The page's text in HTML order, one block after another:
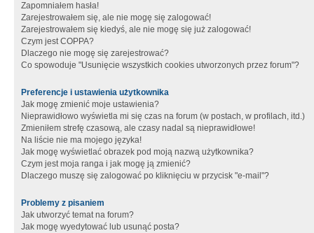
Zapomniałem hasła!
Zarejestrowałem się, ale nie mogę się zalogować!
Zarejestrowałem się kiedyś, ale nie mogę się już zalogować!
Czym jest COPPA?
Dlaczego nie mogę się zarejestrować?
Co spowoduje "Usunięcie wszystkich cookies utworzonych przez forum"?
Preferencje i ustawienia użytkownika
Jak mogę zmienić moje ustawienia?
Nieprawidłowo wyświetla mi się czas na forum (w postach, w profilach, itd.)
Zmieniłem strefę czasową, ale czasy nadal są nieprawidłowe!
Na liście nie ma mojego języka!
Jak mogę wyświetlać obrazek pod moją nazwą użytkownika?
Czym jest moja ranga i jak mogę ją zmienić?
Dlaczego muszę się zalogować po kliknięciu w przycisk "e-mail"?
Problemy z pisaniem
Jak utworzyć temat na forum?
Jak mogę wyedytować lub usunąć posta?